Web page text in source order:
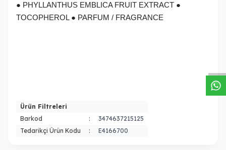
● PHYLLANTHUS EMBLICA FRUIT EXTRACT ●
TOCOPHEROL ● PARFUM / FRAGRANCE
Ürün Filtreleri
Barkod
:
3474637215125
Tedarikçi Ürün Kodu
: E4166700